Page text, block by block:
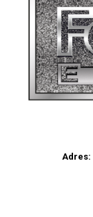
Adres: